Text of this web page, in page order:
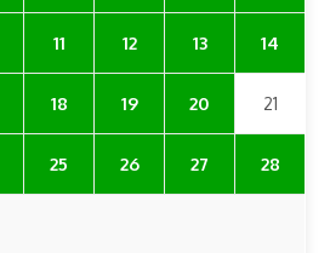
11 12 13 14
18 19 20 21
25 26 27 28